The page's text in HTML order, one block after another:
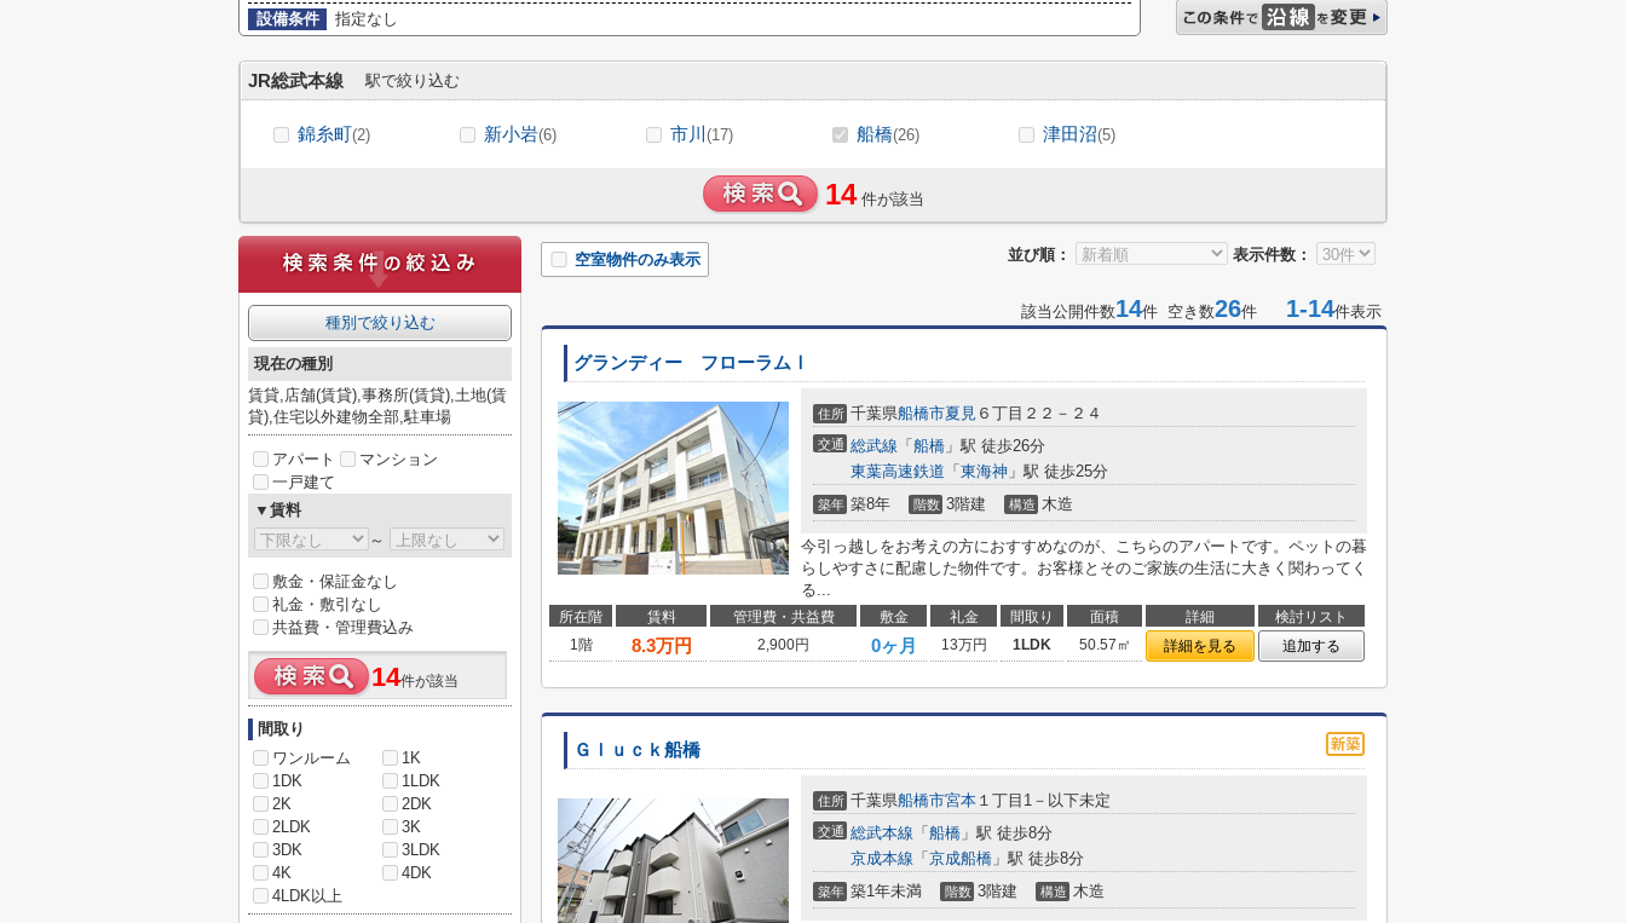
設備条件
指定なし
JR総武本線 駅で絞り込む
錦糸町(2) 新小岩(6) 市川 (17) 船橋(26) 津田沼(5)
14 件が該当
並び順： 表示件数：
空室物件のみ表示
該当公開件数14件 空き数26件 1-14件表示
グランディー フローラムⅠ
住所 千葉県船橋市夏見 ６丁目２２－２４
交通 総武線 「 船橋 」駅 徒歩26分
東葉高速鉄道 「 東海神 」駅 徒歩25分
築年 築8年 階数 3階建 構造 木造
今引っ越しをお考えの方におすすめなのが、こちらのアパートです。ペットの暮
らしやすさに配慮した物件です。お客様とそのご家族の生活に大きく関わってく
る...
所在階 賃料 管理費・共益費 敷金 礼金 間取り 面積 詳細
検討リスト
1階
8.3万円 2,900円 0ヶ月 13万円 1LDK 50.57㎡ 詳細を見る 追加する
Ｇｌｕｃｋ船橋
住所 千葉県船橋市宮本 １丁目1－以下未定
交通 総武本線 「 船橋 」駅 徒歩8分
京成本線 「 京成船橋 」駅 徒歩8分
築年 築1年未満 階数 3階建 構造 木造
種別で絞り込む
現在の種別
賃貸,店舗(賃貸),事務所(賃貸),土地(賃
貸),住宅以外建物全部,駐車場
アパート
マンション
一戸建て
▼賃料
～
敷金・保証金なし
礼金・敷引なし
共益費・管理費込み
14件が該当
間取り
ワンルーム
1K
1DK
1LDK
2K
2DK
2LDK
3K
3DK
3LDK
4K
4DK
4LDK以上